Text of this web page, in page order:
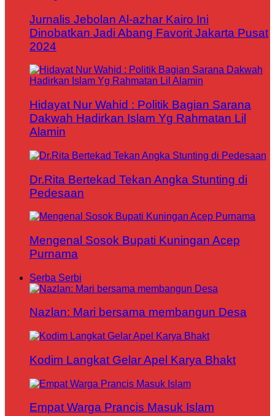
Jurnalis Jebolan Al-azhar Kairo Ini
Dinobatkan Jadi Abang Favorit Jakarta Pusat
2024
Hidayat Nur Wahid : Politik Bagian Sarana
Dakwah Hadirkan Islam Yg Rahmatan Lil
Alamin
Dr.Rita Bertekad Tekan Angka Stunting di
Pedesaan
Mengenal Sosok Bupati Kuningan Acep
Purnama
Serba Serbi
Nazlan: Mari bersama membangun Desa
Kodim Langkat Gelar Apel Karya Bhakt
Empat Warga Prancis Masuk Islam